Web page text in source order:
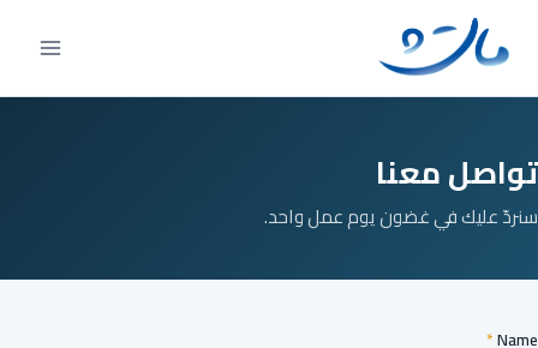
content
تواصل معنا
سنردّ عليك في غضون يوم عمل واحد.
Name
*